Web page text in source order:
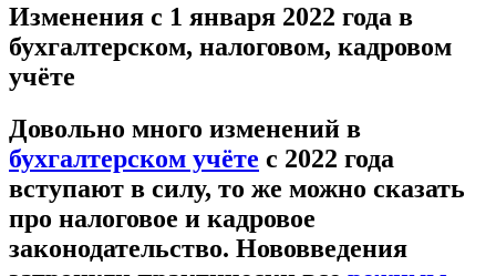
Изменения с 1 января 2022 года в
бухгалтерском, налоговом, кадровом
учёте
Довольно много изменений в
бухгалтерском учёте с 2022 года
вступают в силу, то же можно сказать
про налоговое и кадровое
законодательство. Нововведения